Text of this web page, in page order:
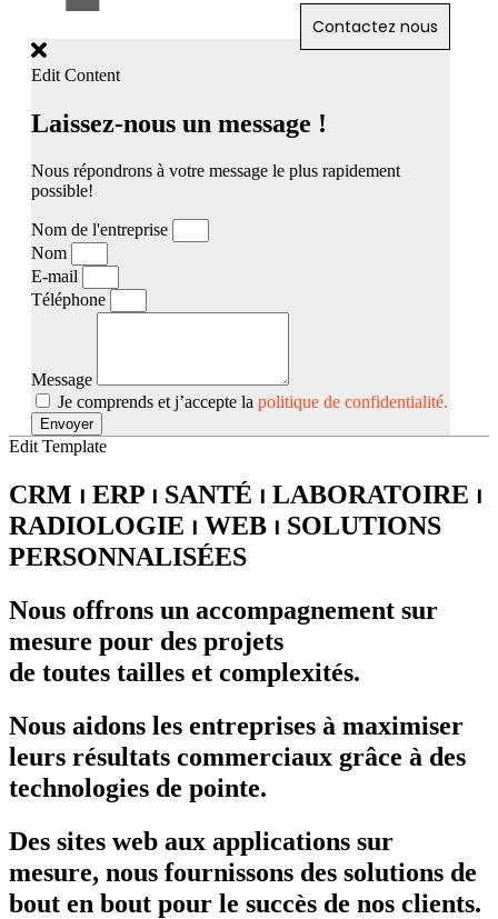
Contactez nous
Edit Content
Laissez-nous un message !
Nous répondrons à votre message le plus rapidement
possible!
Nom de l'entreprise
Nom
E-mail
Téléphone
Message
Je comprends et j’accepte la politique de confidentialité.
Envoyer
Edit Template
CRM ⏐ ERP ⏐ SANTÉ ⏐ LABORATOIRE ⏐
RADIOLOGIE ⏐ WEB ⏐ SOLUTIONS
PERSONNALISÉES
Nous offrons un accompagnement sur
mesure pour des projets
de toutes tailles et complexités.
Nous aidons les entreprises à maximiser
leurs résultats commerciaux grâce à des
technologies de pointe.
Des sites web aux applications sur
mesure, nous fournissons des solutions de
bout en bout pour le succès de nos clients.